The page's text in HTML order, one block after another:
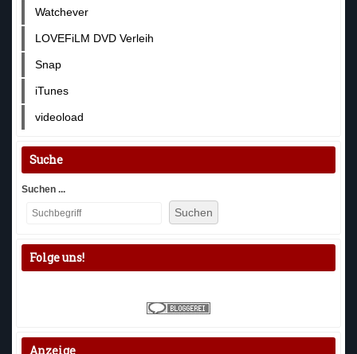
Watchever
LOVEFiLM DVD Verleih
Snap
iTunes
videoload
Suche
Suchen ...
Suchen
Folge uns!
Anzeige